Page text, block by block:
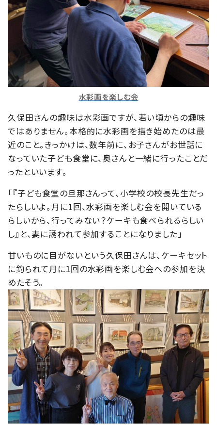
水彩画を楽しむ会
久保田さんの趣味は水彩画ですが、若い頃からの趣味
ではありません。本格的に水彩画を描き始めたのは最
近のこと。きっかけは、数年前に、お子さんがお世話に
なっていた子ども食堂に、奥さんと一緒に行ったことだ
ったといいます。
「『子ども食堂の旦那さんって、小学校の校長先生だっ
たらしいよ。月に1回、水彩画を楽しむ会を開いている
らしいから、行ってみない？ケーキも食べられるらしい
し』と、妻に誘われて参加することになりました」
甘いものに目がないという久保田さんは、ケーキセット
に釣られて月に1回の水彩画を楽しむ会への参加を決
めたそう。